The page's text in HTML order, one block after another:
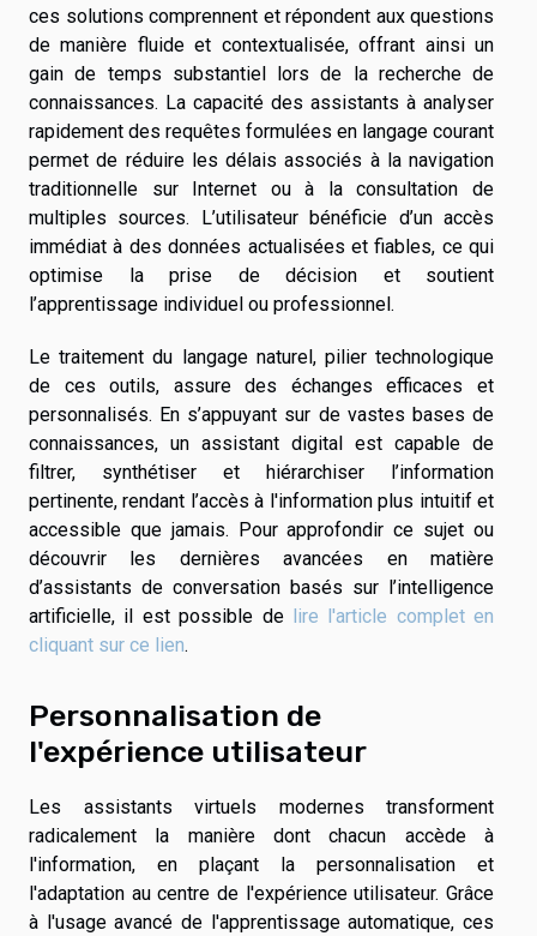
ces solutions comprennent et répondent aux questions
de manière fluide et contextualisée, offrant ainsi un
gain de temps substantiel lors de la recherche de
connaissances. La capacité des assistants à analyser
rapidement des requêtes formulées en langage courant
permet de réduire les délais associés à la navigation
traditionnelle sur Internet ou à la consultation de
multiples sources. L’utilisateur bénéficie d’un accès
immédiat à des données actualisées et fiables, ce qui
optimise la prise de décision et soutient
l’apprentissage individuel ou professionnel.
Le traitement du langage naturel, pilier technologique
de ces outils, assure des échanges efficaces et
personnalisés. En s’appuyant sur de vastes bases de
connaissances, un assistant digital est capable de
filtrer, synthétiser et hiérarchiser l’information
pertinente, rendant l’accès à l'information plus intuitif et
accessible que jamais. Pour approfondir ce sujet ou
découvrir les dernières avancées en matière
d’assistants de conversation basés sur l’intelligence
artificielle, il est possible de lire l'article complet en
cliquant sur ce lien.
Personnalisation de
l'expérience utilisateur
Les assistants virtuels modernes transforment
radicalement la manière dont chacun accède à
l'information, en plaçant la personnalisation et
l'adaptation au centre de l'expérience utilisateur. Grâce
à l'usage avancé de l'apprentissage automatique, ces